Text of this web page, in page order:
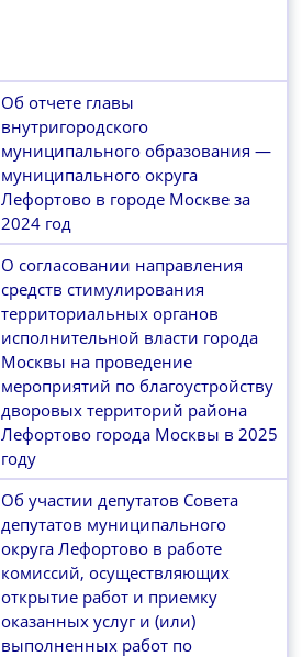
Об отчете главы
внутригородского
муниципального образования —
муниципального округа
Лефортово в городе Москве за
2024 год
О согласовании направления
средств стимулирования
территориальных органов
исполнительной власти города
Москвы на проведение
мероприятий по благоустройству
дворовых территорий района
Лефортово города Москвы в 2025
году
Об участии депутатов Совета
депутатов муниципального
округа Лефортово в работе
комиссий, осуществляющих
открытие работ и приемку
оказанных услуг и (или)
выполненных работ по